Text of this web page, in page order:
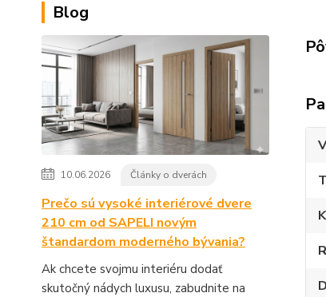
Blog
10.06.2026 Články o dverách
Prečo sú vysoké interiérové dvere
210 cm od SAPELI novým
štandardom moderného bývania?
Ak chcete svojmu interiéru dodať
skutočný nádych luxusu, zabudnite na